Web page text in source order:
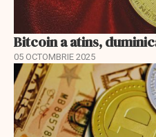
Bitcoin a atins,
05 OCTOMBRIE 2025